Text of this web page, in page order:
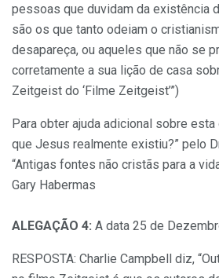
pessoas que duvidam da existência
são os que tanto odeiam o
desapareça, ou aqueles que não se
corretamente a sua lição de casa
Zeitgeist do ‘Filme Zeitgeist’”)
Para obter ajuda adicional sobre esta
que Jesus realmente existiu?” pelo
“Antigas fontes não cristãs para a
Gary Habermas
ALEGAÇÃO 4: A data 25 de
RESPOSTA: Charlie Campbell diz,